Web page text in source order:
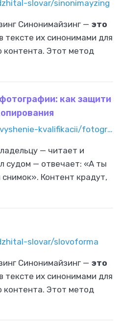
slovar/sinonimayzing
Синонимайзинг — это
тексте их синонимами для
контента. Этот метод
текстов, избегая
как защити
/povyshenie-kvalifikacii/fotografiya/avtorskie-prava-v-fotografii-kak-zashchitit-svoi-snimki-ot-kopir
— читает и
судом — отвечает: «А ты
снимок». Контент крадут,
целях,
slovar/slovoforma
Синонимайзинг — это
тексте их синонимами для
контента. Этот метод
текстов, избегая